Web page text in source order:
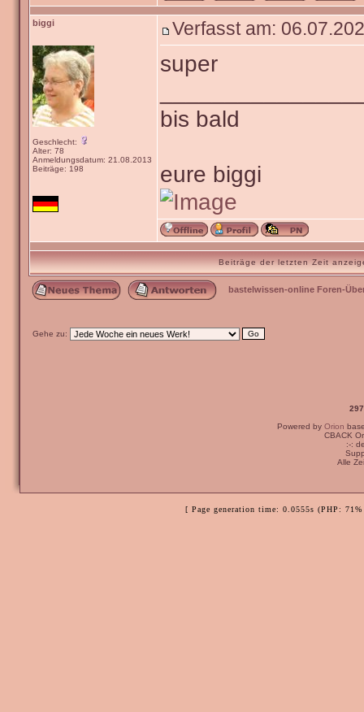
biggi
Geschlecht:
Alter: 78
Anmeldungsdatum: 21.08.2013
Beiträge: 198
Verfasst am:
super
bis bald
eure biggi
Beiträge der letzten Zeit
bastelwissen-online Foren-
Gehe zu:
Powered by Orion
CBACK
:-:
Alle
[ Page generation time: 0.0555s (PHP: